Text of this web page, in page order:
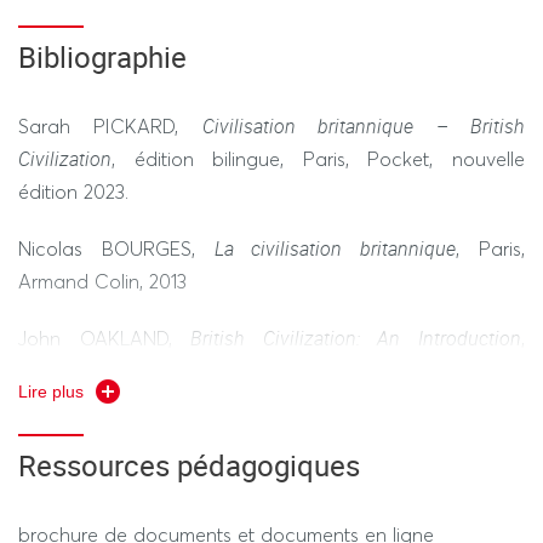
Bibliographie
Sarah PICKARD, Civilisation britannique – British
Civilization, édition bilingue, Paris, Pocket, nouvelle
édition 2023.
Nicolas BOURGES, La civilisation britannique, Paris,
Armand Colin, 2013
John OAKLAND, British Civilization: An Introduction
Marie-Céline DANIEL,
Problématiques et enjeux contemporains
Lire plus
Ressources pédagogiques
brochure de documents et documents en ligne